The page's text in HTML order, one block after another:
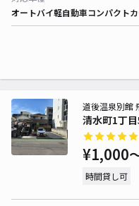
オートバイ軽自動車コンパクト
清水町1丁
道後温泉別館
¥1,000
時間貸し可